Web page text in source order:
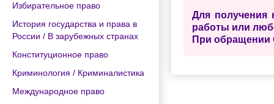
Избирательное право
История государства и права в
России / В зарубежных странах
Конституционное право
Криминология / Криминалистика
Международное право
Для получения
работы или
При обращении